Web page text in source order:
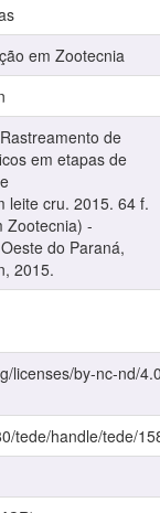
em Zootecnia
de
em etapas de
leite cru. 2015. 64 f.
Zootecnia) -
do Paraná,
2015.
licenses/by-nc-nd/
tede/handle/tede/